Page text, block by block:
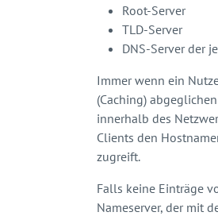
Root-Server
TLD-Server
DNS-Server der
Immer wenn ein
(Caching)
innerhalb des
Clients den
zugreift.
Falls keine Einträge
Nameserver, der mit